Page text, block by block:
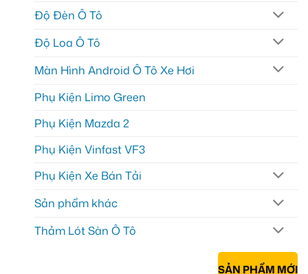
Độ Đèn Ô Tô
Độ Loa Ô Tô
Màn Hình Android Ô Tô Xe Hơi
Phụ Kiện Limo Green
Phụ Kiện Mazda 2
Phụ Kiện Vinfast VF3
Phụ Kiện Xe Bán Tải
Sản phẩm khác
Thảm Lót Sàn Ô Tô
SẢN PHẨM MỚI